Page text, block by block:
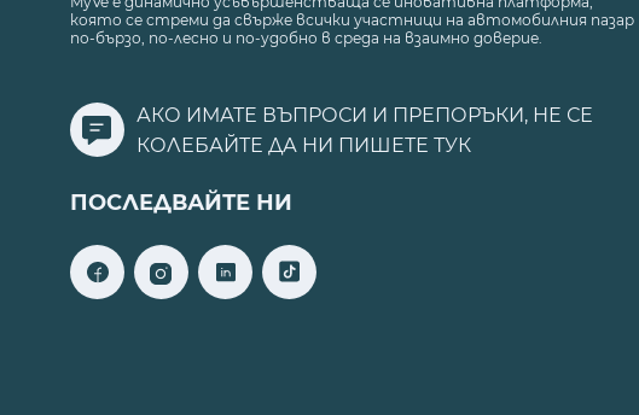
която се стреми да свърже всички участници на автомобилния пазар
по-бързо, по-лесно и по-удобно в среда на взаимно доверие.
АКО ИМАТЕ ВЪПРОСИ И ПРЕПОРЪКИ, НЕ СЕ
КОЛЕБАЙТЕ ДА НИ ПИШЕТЕ ТУК
ПОСЛЕДВАЙТЕ НИ